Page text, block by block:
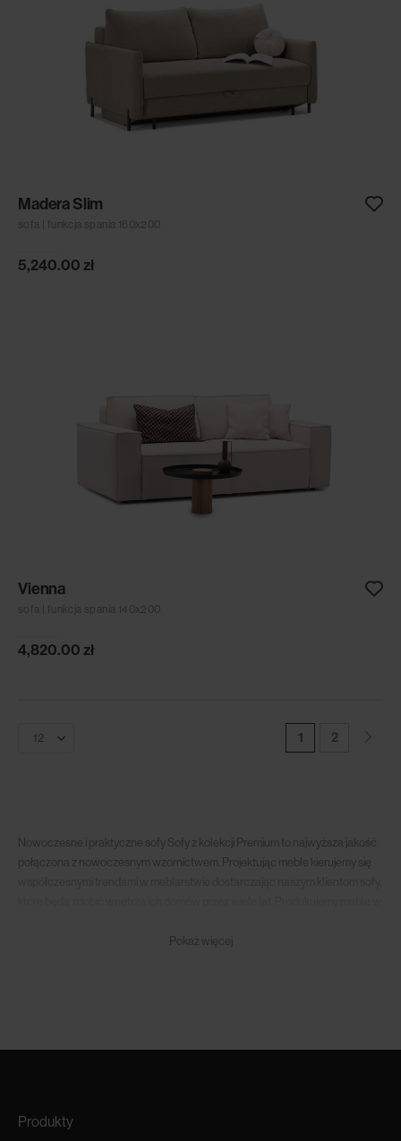
Madera Slim
sofa | funkcja spania 160x200
5,240.00 zł
Vienna
sofa | funkcja spania 140x200
4,820.00 zł
1 2
Nowoczesne i praktyczne sofy Sofy z kolekcji Premium to najwyższa jakość
połączona z nowoczesnym wzornictwem. Projektując meble kierujemy się
jakości materiały. Dzięki temu sofy są trwałe i niezawodne, a takie powinny
gwarancja połączenia najwyższej jakości materiałów z oryginalnym
Pokaż więcej
Produkty